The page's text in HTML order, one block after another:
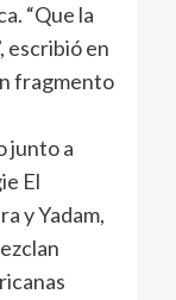
“Que la
escribió en
fragmento
junto a
El
y Yadam,